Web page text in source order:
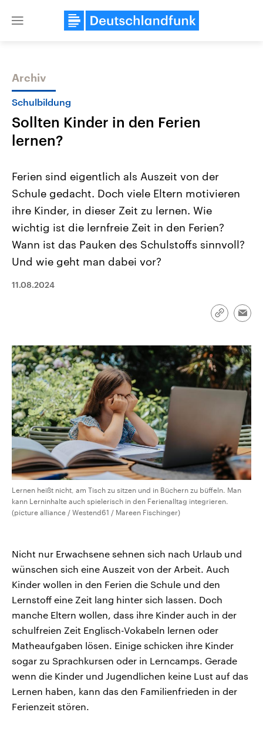
Close
Themen
Landtagswahl Sachsen-Anhalt
2026
Alle Informationen
Sachsen-Anhalt wählt am 6.
September 2026 einen neuen
Landtag. Seit 2021 wird das
Bundesland von einer Koalition aus
CDU, SPD und FDP regiert.-
Umfragen, Prognosen,
Wahlprogramme, aktuelle Berichte
USA
Aktuelle Beiträge,
Hintergründe
Wirtschaftlich und
gehören die Vereinigten
den mächtigsten Ländern
mit großem Einfluss auf
Archiv
Schulbildung
Sollten Kinder in den Ferien
lernen?
Ferien sind eigentlich als Auszeit von der
Schule gedacht. Doch viele Eltern motivieren
ihre Kinder, in dieser Zeit zu lernen. Wie
wichtig ist die lernfreie Zeit in den Ferien?
Wann ist das Pauken des Schulstoffs sinnvoll?
Und wie geht man dabei vor?
11.08.2024
Link
Lernen heißt nicht, am Tisch zu sitzen und in Büchern zu büffeln. Man
kann Lerninhalte auch spielerisch in den Ferienalltag integrieren.
(picture alliance / Westend61 / Mareen Fischinger)
Nicht nur Erwachsene sehnen sich nach Urlaub und
wünschen sich eine Auszeit von der Arbeit. Auch
Kinder wollen in den Ferien die Schule und den
Lernstoff eine Zeit lang hinter sich lassen. Doch
manche Eltern wollen, dass ihre Kinder auch in der
schulfreien Zeit Englisch-Vokabeln lernen oder
Matheaufgaben lösen. Einige schicken ihre Kinder
sogar zu Sprachkursen oder in Lerncamps. Gerade
wenn die Kinder und Jugendlichen keine Lust auf das
Lernen haben, kann das den Familienfrieden in der
Ferienzeit stören.